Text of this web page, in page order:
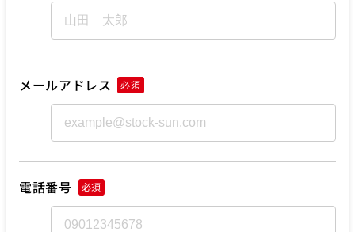
メールアドレス 必須
電話番号 必須